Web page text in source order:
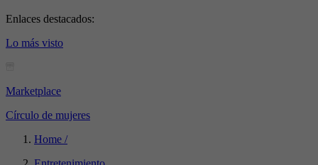
Enlaces destacados:
Lo más visto
Marketplace
Círculo de mujeres
Home /